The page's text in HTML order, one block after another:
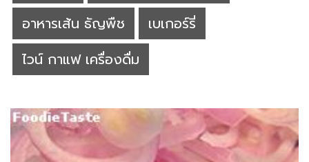
อาหารเส้น ธัญพืช
เบเกอร์รี่
ไวน์ กาแฟ เครื่องดื่ม